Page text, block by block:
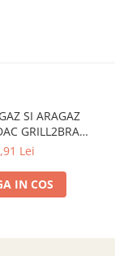
SI ARAGAZ
GRILL2BRAAI
20-EU
Lei
IN COS